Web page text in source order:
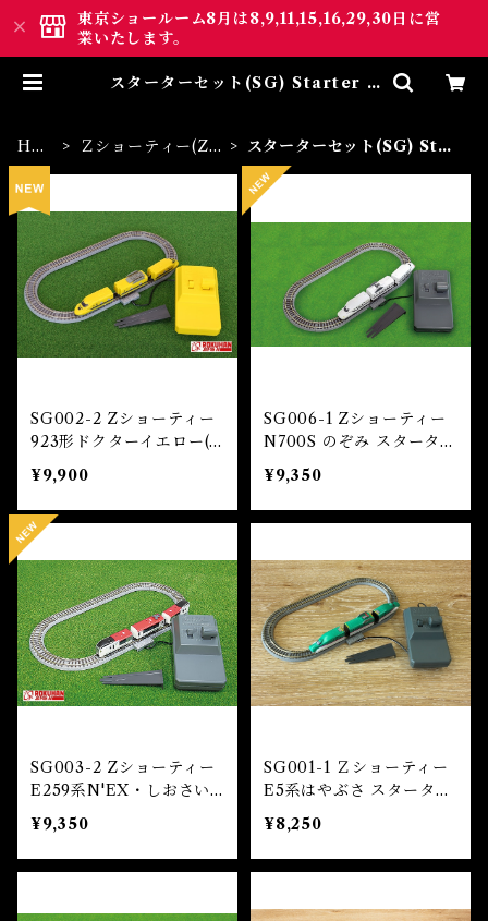
東京ショールーム8月は8,9,11,15,16,29,30日に営
業いたします。
スターターセット(SG) Starter S
ジ Zショーティー
HO
ME
Ｚショーティー(Z s
スターターセット(SG) Star
ter Sets
SG002-2 Zショーティー
923形ドクターイエロー(T
4編成) スターターセット
(Z SHORTY 923 Type
Doctor Yellow Starter
Set (T4 Formation))
¥9,900
SG006-1 Zショーティー
N700S のぞみ スターター
セット (Z SHORTY STA
RTER SET Series N700
S Nozomi)
¥9,350
SG003-2 Zショーティー
E259系N'EX・しおさい
スターターセット (Z SHO
RTY E259 Series N'E
X・Shiosai Starter Set)
¥9,350
SG001-1 Ｚショーティー
E5系はやぶさ スターター
セット (Z SHORTY E5 S
eries Shinkansen Haya
busa Starter Set)
¥8,250